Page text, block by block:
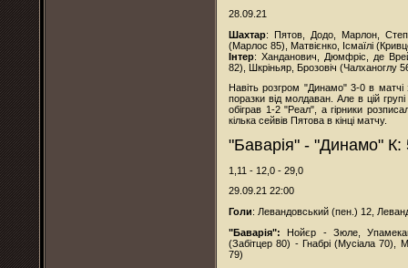
28.09.21
Шахтар: Пятов, Додо, Марлон,
(Марлос 85), Матвієнко, Ісмаїлі
Інтер: Ханданович, Дюмфріс, де
82), Шкріньяр, Брозовіч (Чалханоглу
Навіть розгром "Динамо" 3-0 в матчі
поразки від молдаван. Але в цій
обіграв 1-2 "Реал", а гірники
кілька сейвів Пятова в кінці матчу.
"Баварія" - "Динамо" К:
1,11 - 12,0 - 29,0
29.09.21 22:00
Голи: Левандовський (пен.) 12,
"Баварія": Нойєр - Зюле,
(Забітцер 80) - Гнабрі (Мусіала
79)